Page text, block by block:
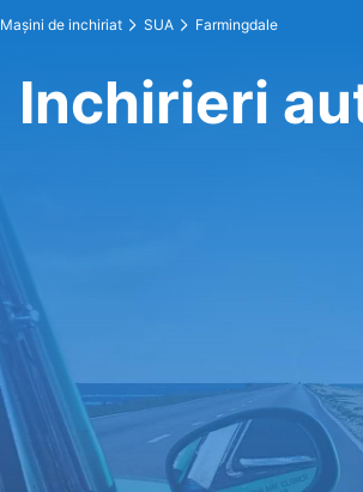
Maşini de inchiriat SUA Farmingdale
Inchirieri